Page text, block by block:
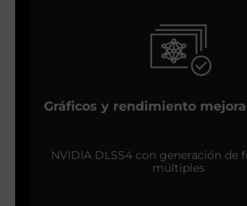
Gráficos y rendimiento
NVIDIA DLSS4 con generación de
múltiples